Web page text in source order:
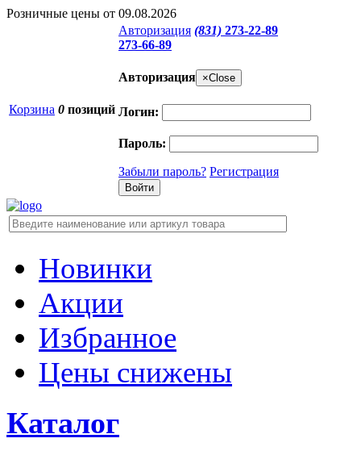
Розничные цены от 09.08.2026
Корзина 0 позиций
Авторизация (831) 273-22-89
273-66-89
Авторизация ×Close
Логин:
Пароль:
Забыли пароль? Регистрация
Новинки
Акции
Избранное
Цены снижены
Каталог